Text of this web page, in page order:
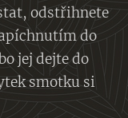
odstřihnete
do
jej dejte do
smotku si